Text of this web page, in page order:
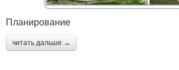
Планирование
читать дальше →